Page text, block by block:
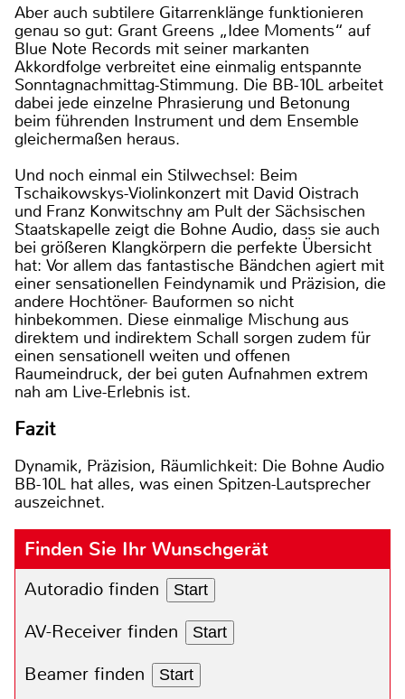
Aber auch subtilere Gitarrenklänge funktionieren
genau so gut: Grant Greens „Idee Moments“ auf
Blue Note Records mit seiner markanten
Akkordfolge verbreitet eine einmalig entspannte
Sonntagnachmittag-Stimmung. Die BB-10L arbeitet
dabei jede einzelne Phrasierung und Betonung
beim führenden Instrument und dem Ensemble
gleichermaßen heraus.
Und noch einmal ein Stilwechsel: Beim
Tschaikowskys-Violinkonzert mit David Oistrach
und Franz Konwitschny am Pult der Sächsischen
Staatskapelle zeigt die Bohne Audio, dass sie auch
bei größeren Klangkörpern die perfekte Übersicht
hat: Vor allem das fantastische Bändchen agiert mit
einer sensationellen Feindynamik und Präzision, die
andere Hochtöner- Bauformen so nicht
hinbekommen. Diese einmalige Mischung aus
direktem und indirektem Schall sorgen zudem für
einen sensationell weiten und offenen
Raumeindruck, der bei guten Aufnahmen extrem
nah am Live-Erlebnis ist.
Fazit
Dynamik, Präzision, Räumlichkeit: Die Bohne Audio
BB-10L hat alles, was einen Spitzen-Lautsprecher
auszeichnet.
Finden Sie Ihr Wunschgerät
Autoradio finden Start
AV-Receiver finden Start
Beamer finden Start